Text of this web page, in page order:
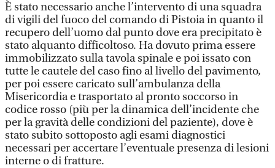
È stato necessario anche l’intervento di una squadra
di vigili del fuoco del comando di Pistoia in quanto il
recupero dell’uomo dal punto dove era precipitato è
stato alquanto difficoltoso. Ha dovuto prima essere
immobilizzato sulla tavola spinale e poi issato con
tutte le cautele del caso fino al livello del pavimento,
per poi essere caricato sull’ambulanza della
Misericordia e trasportato al pronto soccorso in
codice rosso (più per la dinamica dell’incidente che
per la gravità delle condizioni del paziente), dove è
stato subito sottoposto agli esami diagnostici
necessari per accertare l’eventuale presenza di lesioni
interne o di fratture.